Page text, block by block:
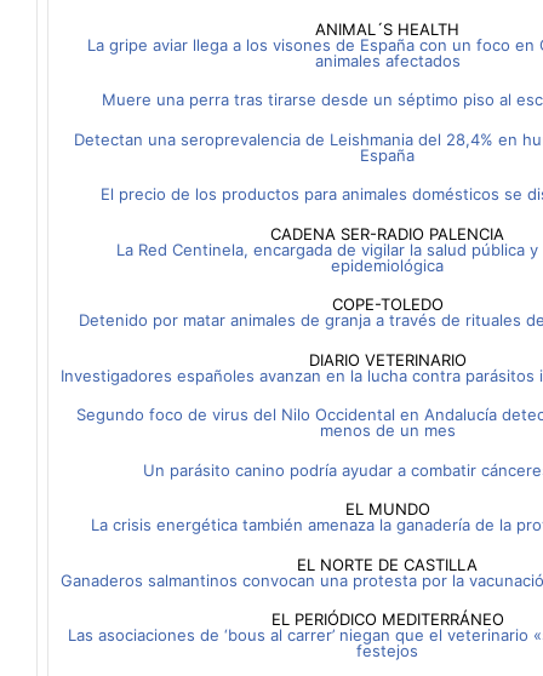
ANIMAL´S HEALTH
La gripe aviar llega a los visones de España con un foco en
animales afectados
Muere una perra tras tirarse desde un séptimo piso al
Detectan una seroprevalencia de Leishmania del 28,4% en
España
El precio de los productos para animales domésticos se
CADENA SER-RADIO PALENCIA
La Red Centinela, encargada de vigilar la salud pública
epidemiológica
COPE-TOLEDO
Detenido por matar animales de granja a través de rituales
DIARIO VETERINARIO
Investigadores españoles avanzan en la lucha contra
Segundo foco de virus del Nilo Occidental en Andalucía
menos de un mes
Un parásito canino podría ayudar a combatir
EL MUNDO
La crisis energética también amenaza la ganadería de la
EL NORTE DE CASTILLA
Ganaderos salmantinos convocan una protesta por la
EL PERIÓDICO MEDITERRÁNEO
Las asociaciones de ‘bous al carrer’ niegan que el veterinario
festejos